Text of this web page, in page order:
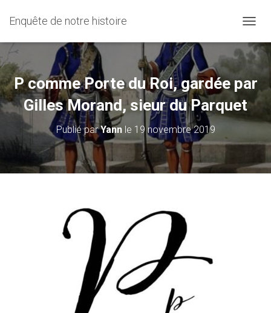
Enquête de notre histoire
É
P
E
A
A
I
P comme Porte du Roi, gardée par
Gilles Morand, sieur du Parquet
Publié parYannle 19 novembre 2019